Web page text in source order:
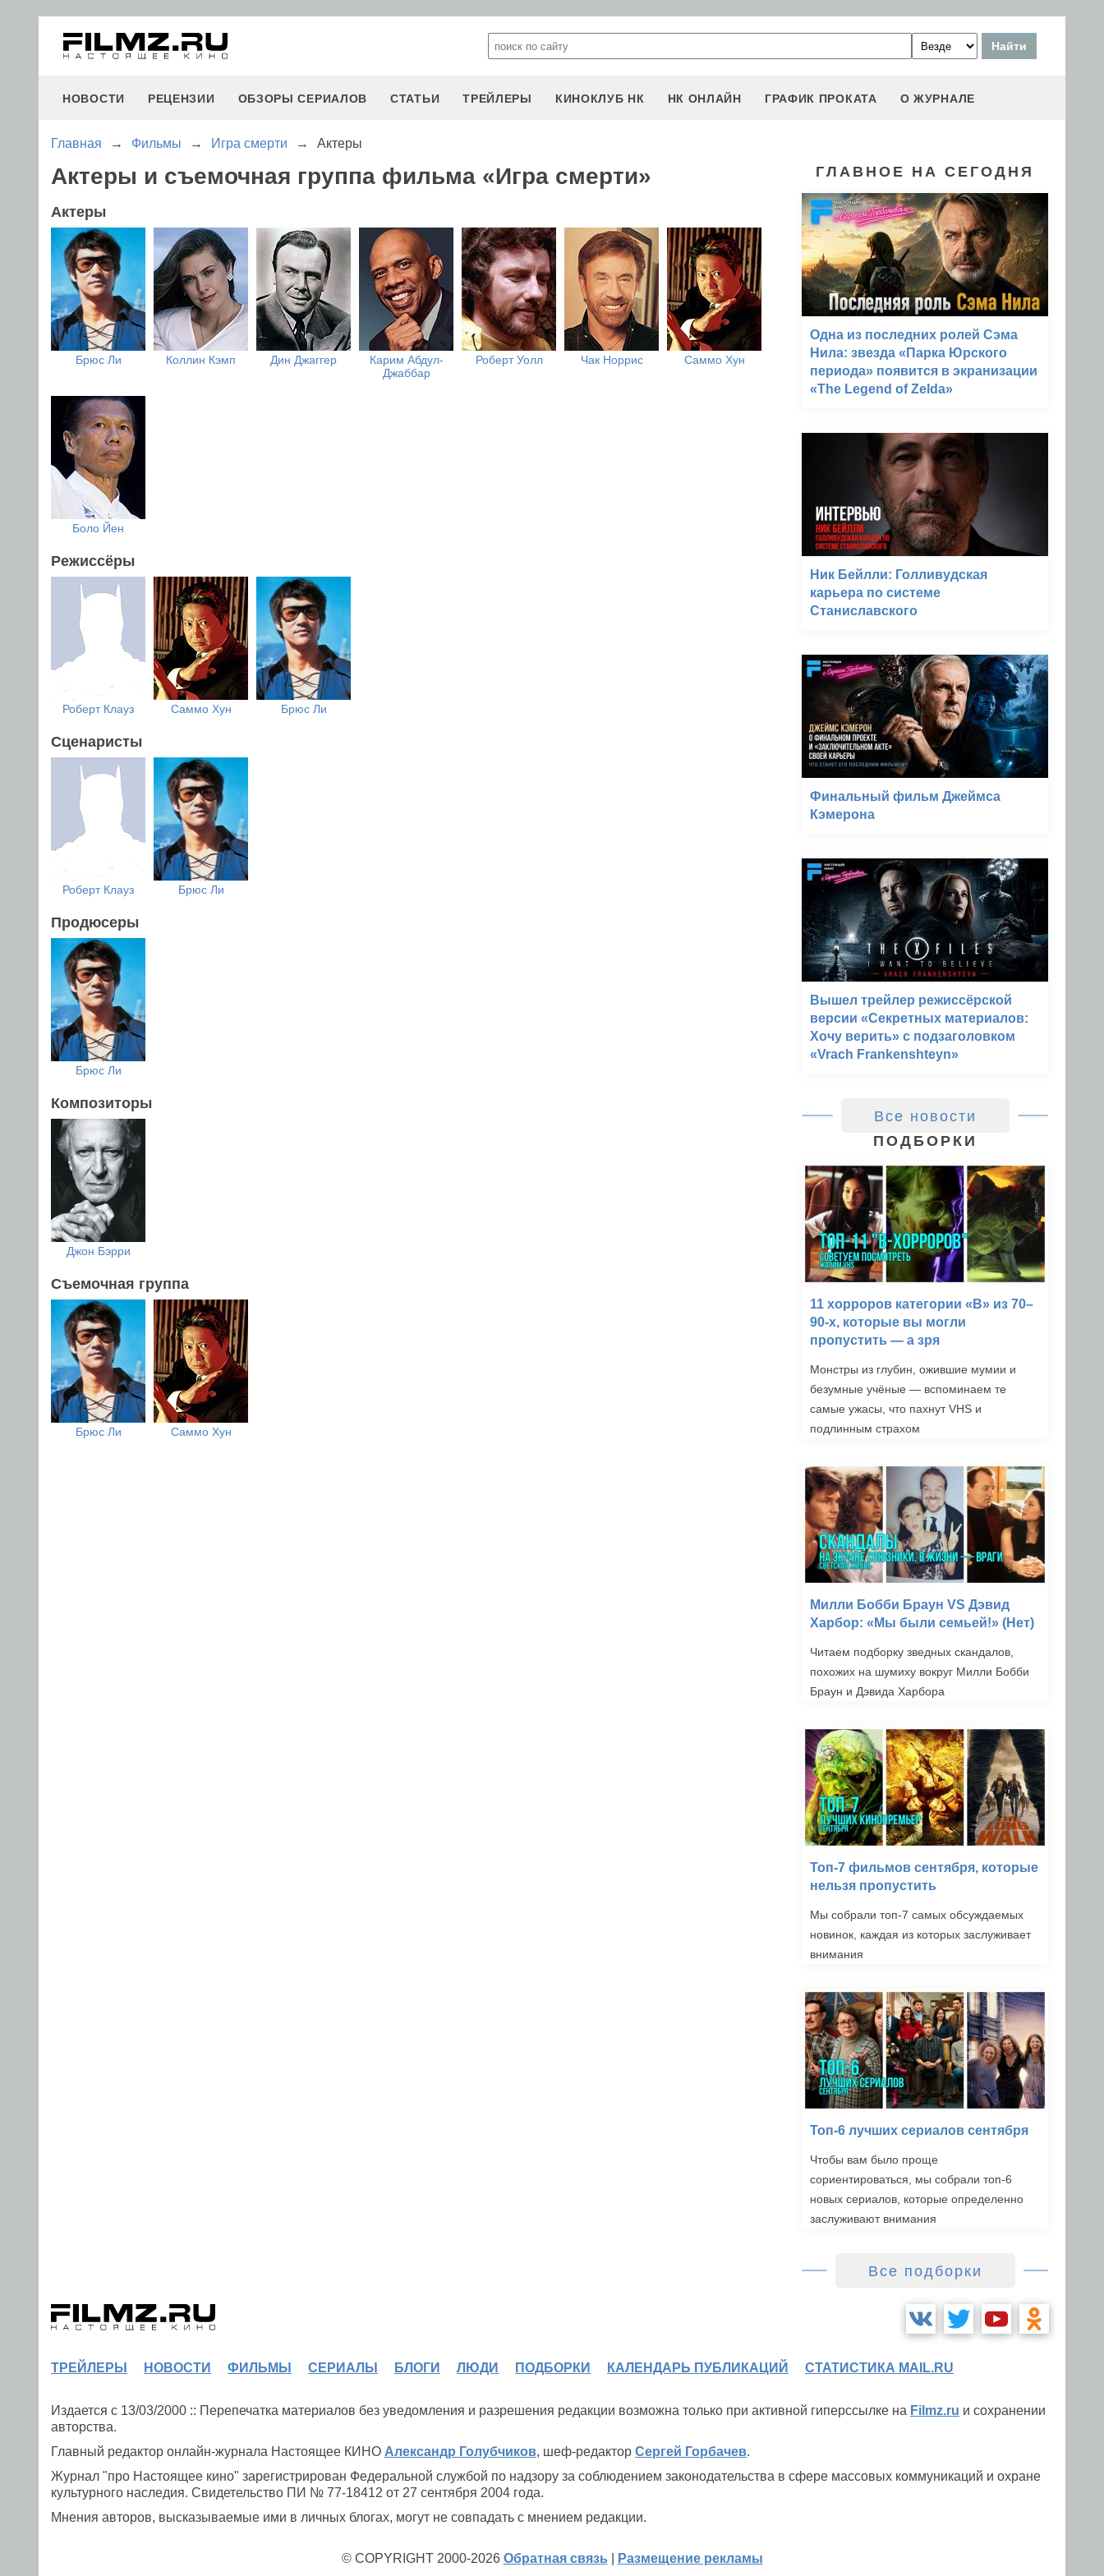
НОВОСТИ РЕЦЕНЗИИ ОБЗОРЫ СЕРИАЛОВ СТАТЬИ ТРЕЙЛЕРЫ КИНОКЛУБ НК НК ОНЛАЙН ГРАФИК ПРОКАТА О ЖУРНАЛЕ
Главная → Фильмы → Игра смерти → Актеры
Актеры и съемочная группа фильма «Игра смерти»
Актеры
Брюс Ли Коллин Кэмп Дин Джаггер
Карим Абдул-
Джаббар
Роберт Уолл Чак Норрис Саммо Хун
Боло Йен
Режиссёры
Роберт Клауз Саммо Хун Брюс Ли
Сценаристы
Роберт Клауз Брюс Ли
Продюсеры
Брюс Ли
Композиторы
Джон Бэрри
Съемочная группа
Брюс Ли Саммо Хун
ГЛАВНОЕ НА СЕГОДНЯ
Одна из последних ролей Сэма
Нила: звезда «Парка Юрского
периода» появится в экранизации
«The Legend of Zelda»
Ник Бейлли: Голливудская
карьера по системе
Станиславского
Финальный фильм Джеймса
Кэмерона
Вышел трейлер режиссёрской
версии «Секретных материалов:
Хочу верить» с подзаголовком
«Vrach Frankenshteyn»
Все новости
ПОДБОРКИ
11 хорроров категории «B» из 70–
90-х, которые вы могли
пропустить — а зря
Монстры из глубин, ожившие мумии и
безумные учёные — вспоминаем те
самые ужасы, что пахнут VHS и
подлинным страхом
Милли Бобби Браун VS Дэвид
Харбор: «Мы были семьей!» (Нет)
Читаем подборку зведных скандалов,
похожих на шумиху вокруг Милли Бобби
Браун и Дэвида Харбора
Топ-7 фильмов сентября, которые
нельзя пропустить
Мы собрали топ-7 самых обсуждаемых
новинок, каждая из которых заслуживает
внимания
Топ-6 лучших сериалов сентября
Чтобы вам было проще
сориентироваться, мы собрали топ-6
новых сериалов, которые определенно
заслуживают внимания
Все подборки
ТРЕЙЛЕРЫ НОВОСТИ ФИЛЬМЫ СЕРИАЛЫ БЛОГИ ЛЮДИ ПОДБОРКИ КАЛЕНДАРЬ ПУБЛИКАЦИЙ СТАТИСТИКА MAIL.RU
Издается с 13/03/2000 :: Перепечатка материалов без уведомления и разрешения редакции возможна только при активной гиперссылке на Filmz.ru и сохранении
авторства.
Главный редактор онлайн-журнала Настоящее КИНО Александр Голубчиков, шеф-редактор Сергей Горбачев.
Журнал "про Настоящее кино" зарегистрирован Федеральной службой по надзору за соблюдением законодательства в сфере массовых коммуникаций и охране
культурного наследия. Свидетельство ПИ № 77-18412 от 27 сентября 2004 года.
Мнения авторов, высказываемые ими в личных блогах, могут не совпадать с мнением редакции.
© COPYRIGHT 2000-2026 Обратная связь Размещение рекламы